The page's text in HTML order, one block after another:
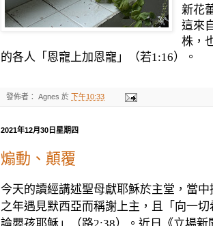
新花
這來
株，
的各人「恩寵上加恩寵」（若1:16）。
發佈者： Agnes 於 下午10:33
2021年12月30日星期四
煽動、顛覆
今天的讀經講述聖母獻耶穌於主堂，當
之年遇見默西亞而稱謝上主，且「向一
論嬰孩耶穌」（路2:38）。近日《立場